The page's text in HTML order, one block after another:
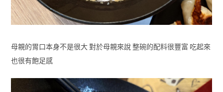
母親的胃口本身不是很大 對於母親來說 整碗的配料很豐富 吃起來
也很有飽足感